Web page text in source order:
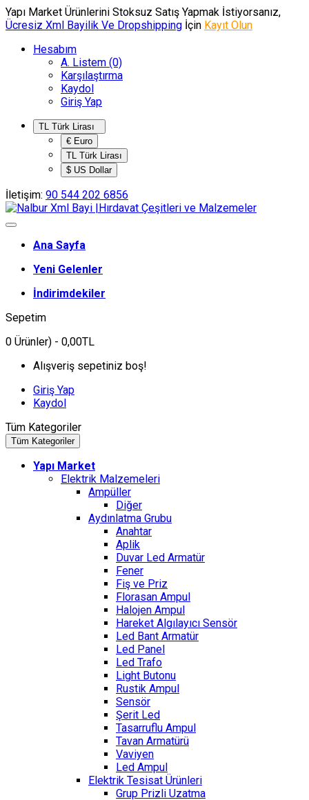
Yapı Market Ürünlerini Stoksuz Satış Yapmak İstiyorsanız,
Ücresiz Xml Bayilik Ve Dropshipping İçin Kayıt Olun
Hesabım
A. Listem (0)
Karşılaştırma
Kaydol
Giriş Yap
€ Euro
TL Türk Lirası
$ US Dollar
İletişim: 90 544 202 6856
Ana Sayfa
Yeni Gelenler
İndirimdekiler
Sepetim
0 Ürünler) - 0,00TL
Alışveriş sepetiniz boş!
Giriş Yap
Kaydol
Tüm Kategoriler
Tüm Kategoriler
Yapı Market
Elektrik Malzemeleri
Ampüller
Diğer
Aydınlatma Grubu
Anahtar
Aplik
Duvar Led Armatür
Fener
Fiş ve Priz
Florasan Ampul
Halojen Ampul
Hareket Algılayıcı Sensör
Led Bant Armatür
Led Panel
Led Trafo
Light Butonu
Rustik Ampul
Sensör
Şerit Led
Tasarruflu Ampul
Tavan Armatürü
Vaviyen
Led Ampul
Elektrik Tesisat Ürünleri
Grup Prizli Uzatma